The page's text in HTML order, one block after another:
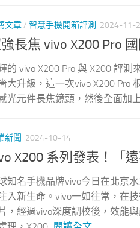
文章/ 智慧手機開箱評測 2024-11-
長焦 vivo X200 Pro
的 vivo X200 Pro 與 X200 評
大升級，這一次vivo X200 Pro
光元件長焦鏡頭，然後全面加
新聞 2024-10-14
X200 系列發表！「
知名手機品牌vivo今日在北京
入新生命。vivo一如往常，在
，經過vivo深度調校後，效能